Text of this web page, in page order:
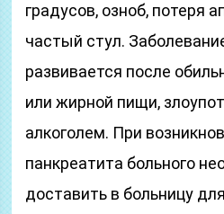
градусов, озноб, потеря
частый стул.
развивается после
или жирной пищи,
алкоголем. При
панкреатита больного
доставить в больницу